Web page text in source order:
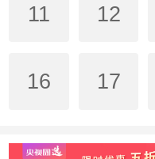
11 12
16 17